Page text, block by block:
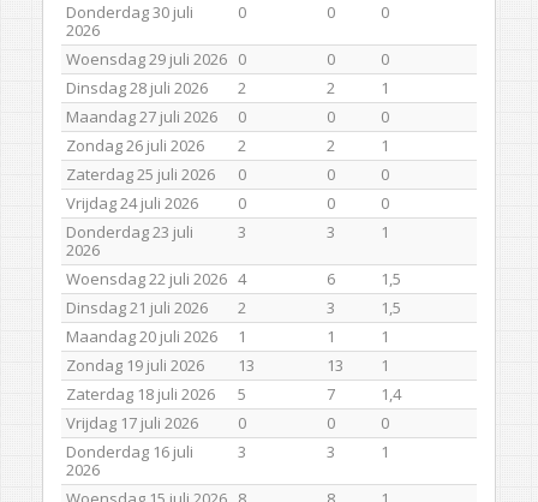
Donderdag 30 juli
2026
0 0 0
Woensdag 29 juli 2026 0 0
0
Dinsdag 28 juli 2026
2 2
1
Maandag 27 juli 2026
0 0
0
Zondag 26 juli 2026
2 2
1
Zaterdag 25 juli 2026
0 0
0
Vrijdag 24 juli 2026
0 0
0
Donderdag 23 juli
2026
3 3 1
Woensdag 22 juli 2026 4 6
1,5
Dinsdag 21 juli 2026
2 3
1,5
Maandag 20 juli 2026
1 1
1
Zondag 19 juli 2026
13 13
1
Zaterdag 18 juli 2026
5 7
1,4
Vrijdag 17 juli 2026
0 0
0
Donderdag 16 juli
2026
3 3 1